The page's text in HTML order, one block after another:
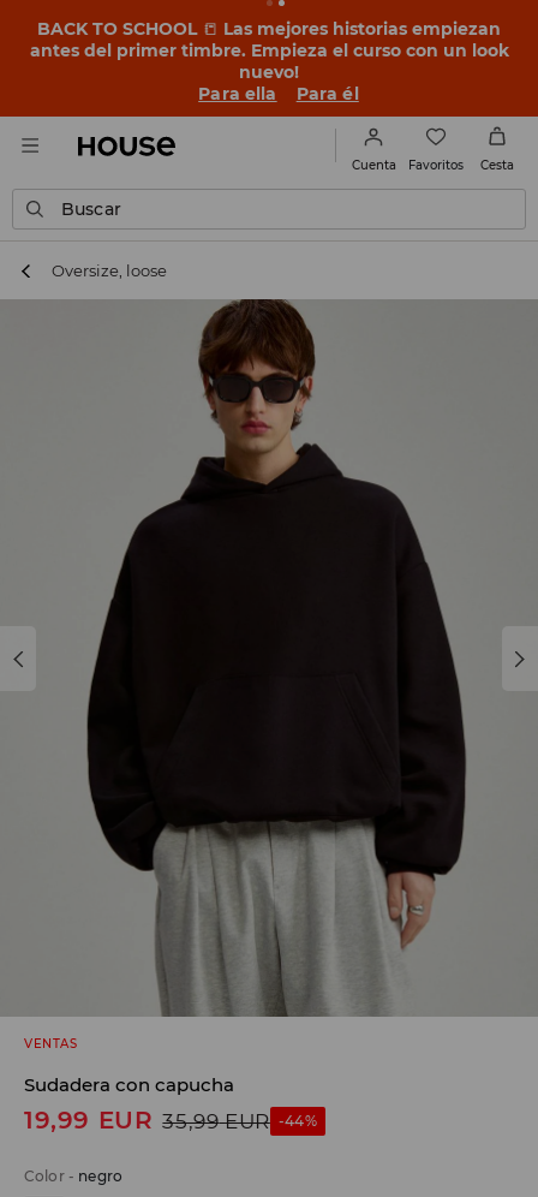
BACK TO SCHOOL 📒 Las mejores historias empiezan
antes del primer timbre. Empieza el curso con un look
nuevo!
Para ella
Para él
Cuenta Favoritos Cesta
Buscar
Oversize, loose
VENTAS
Sudadera con capucha
19,99 EUR 35,99 EUR -44%
Color- negro